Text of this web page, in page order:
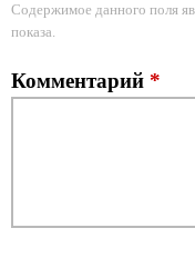
Содержимое данного поля
показа.
Комментарий *